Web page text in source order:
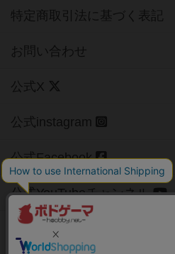
特定商取引法に基づく表記
お問い合わせ
公式X
公式instagram
公式Facebook
公式YouTubeチャンネル